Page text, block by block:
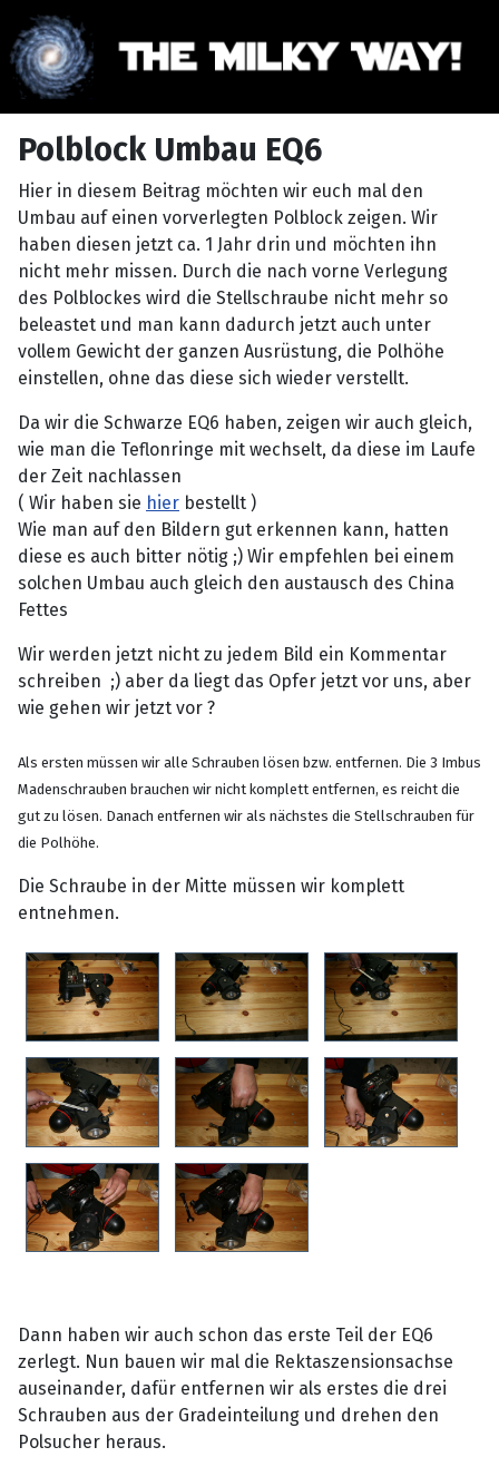
Polblock Umbau EQ6
Hier in diesem Beitrag möchten wir euch mal den
Umbau auf einen vorverlegten Polblock zeigen. Wir
haben diesen jetzt ca. 1 Jahr drin und möchten ihn
nicht mehr missen. Durch die nach vorne Verlegung
des Polblockes wird die Stellschraube nicht mehr so
beleastet und man kann dadurch jetzt auch unter
vollem Gewicht der ganzen Ausrüstung, die Polhöhe
einstellen, ohne das diese sich wieder verstellt.
Da wir die Schwarze EQ6 haben, zeigen wir auch gleich,
wie man die Teflonringe mit wechselt, da diese im Laufe
der Zeit nachlassen
( Wir haben sie hier bestellt )
Wie man auf den Bildern gut erkennen kann, hatten
diese es auch bitter nötig ;) Wir empfehlen bei einem
solchen Umbau auch gleich den austausch des China
Fettes
Wir werden jetzt nicht zu jedem Bild ein Kommentar
schreiben ;) aber da liegt das Opfer jetzt vor uns, aber
wie gehen wir jetzt vor ?
Als ersten müssen wir alle Schrauben lösen bzw. entfernen. Die 3 Imbus
Madenschrauben brauchen wir nicht komplett entfernen, es reicht die
gut zu lösen. Danach entfernen wir als nächstes die Stellschrauben für
die Polhöhe.
Die Schraube in der Mitte müssen wir komplett
entnehmen.
Dann haben wir auch schon das erste Teil der EQ6
zerlegt. Nun bauen wir mal die Rektaszensionsachse
auseinander, dafür entfernen wir als erstes die drei
Schrauben aus der Gradeinteilung und drehen den
Polsucher heraus.